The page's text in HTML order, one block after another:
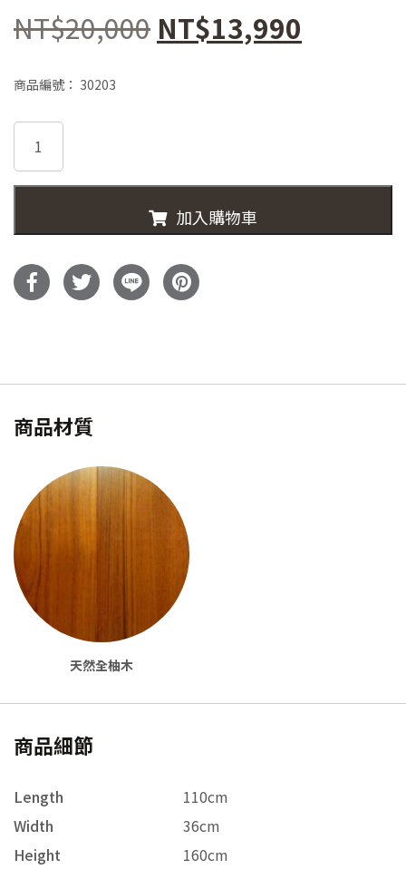
NT$20,000 原
NT$20,000。
NT$13,990
商品編號： 30203
30203-
PIDA
實
木
收
納
吊
加入購物車
商品材質
天然全柚木
商品細節
Length
110cm
Width
36cm
Height
160cm